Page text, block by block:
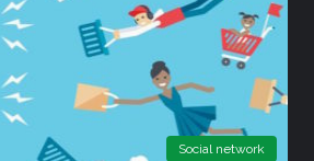
Social network